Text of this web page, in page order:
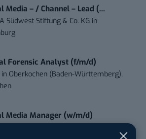
Media – / Channel – Lead (...
Südwest Stiftung & Co. KG in
Forensic Analyst (f/m/d)
in Oberkochen (Baden-Württemberg),
Media Manager (w/m/d)